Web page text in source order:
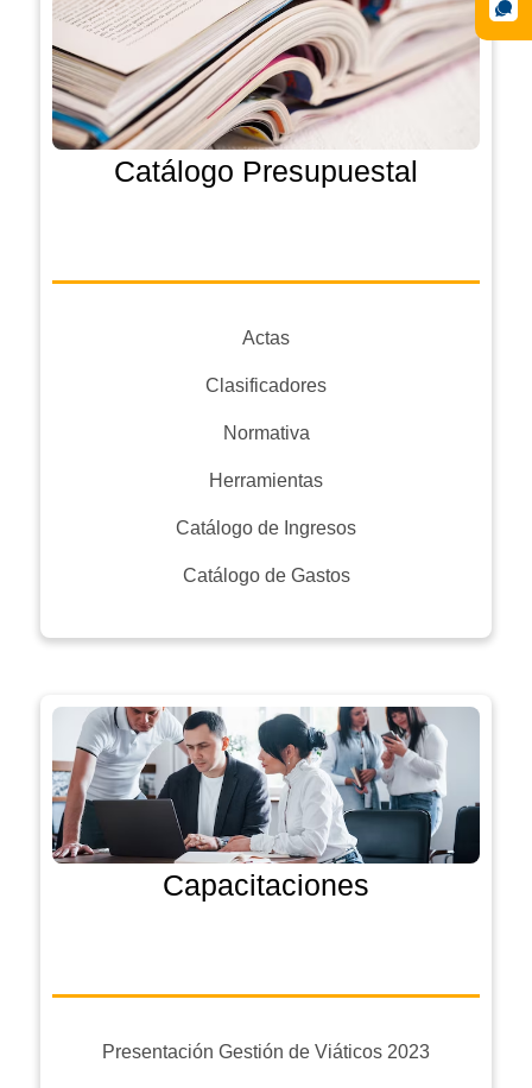
Catálogo Presupuestal
Actas
Clasificadores
Normativa
Herramientas
Catálogo de Ingresos
Catálogo de Gastos
Capacitaciones
Presentación Gestión de Viáticos 2023